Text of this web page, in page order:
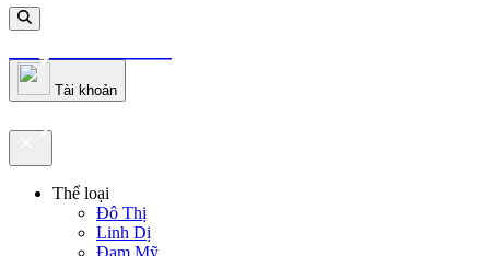
truyenfullz.com
Tài khoản
truyenfullz.com
Thể loại
Đô Thị
Linh Dị